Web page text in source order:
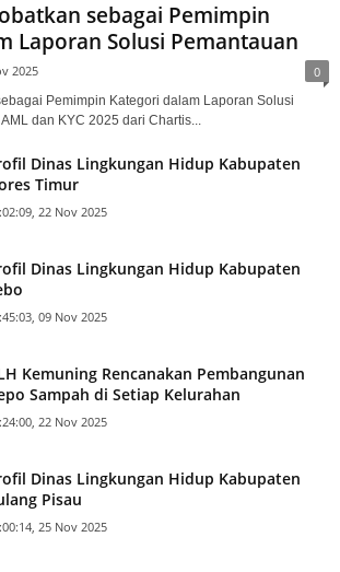
sebagai Pemimpin
Laporan Solusi Pemantauan
2025 0
Pemimpin Kategori dalam Laporan Solusi
dan KYC 2025 dari Chartis...
Dinas Lingkungan Hidup Kabupaten
Timur
22 Nov 2025
Dinas Lingkungan Hidup Kabupaten
09 Nov 2025
Kemuning Rencanakan Pembangunan
Sampah di Setiap Kelurahan
22 Nov 2025
Dinas Lingkungan Hidup Kabupaten
Pisau
25 Nov 2025